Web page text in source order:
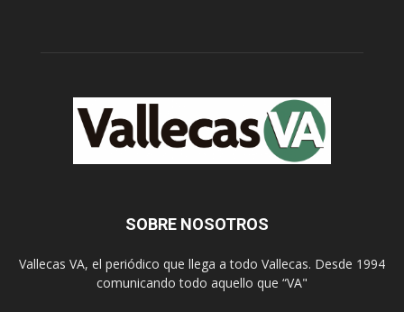
SOBRE NOSOTROS
Vallecas VA, el periódico que llega a todo Vallecas. Desde 1994
comunicando todo aquello que “VA"